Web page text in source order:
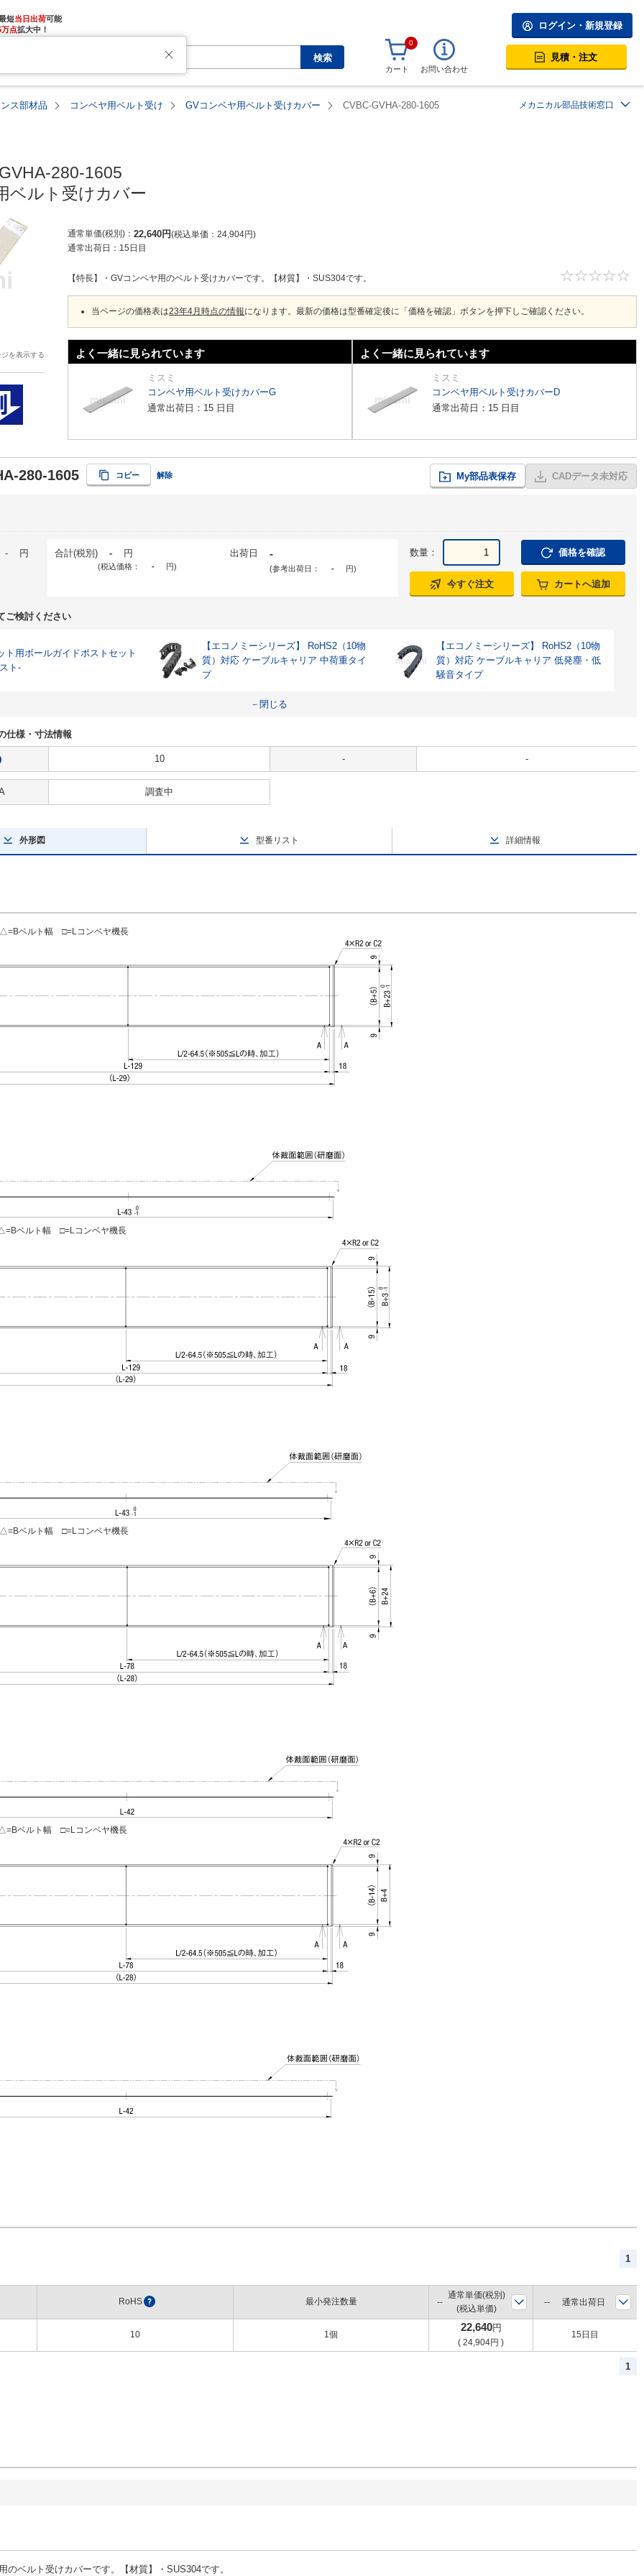
短当日出荷
万点拡大中！
検索
ログイン・新規登録
0
カート お問い合わせ
見積・注文
ス部材品 コンベヤ用ベルト受け GVコンベヤ用ベルト受けカバー CVBC-GVHA-280-1605 メカニカル部品技術窓口
280-1605
ベルト受けカバー
を表示する
通常単価(税別) 22,640円 税込単価 24,904円
通常出荷日： 15日目
【特長】・GVコンベヤ用のベルト受けカバーです。【材質】・SUS304です。
当ページの価格表は23年4月時点の情報になります。最新の価格は型番確定後に「価格を確認」ボタンを押下しご確認ください。
よく一緒に見られています
ミスミ
コンベヤ用ベルト受けカバーG
通常出荷日：15 日目
よく一緒に見られています
ミスミ
コンベヤ用ベルト受けカバーD
通常出荷日：15 日目
280-1605 コピー 解除 My部品表保存 CADデータ未対応
- 円 合計(税別) - 円
(税込価格： - 円)
出荷日 -
(参考出荷日： - 円)
数量： 価格を確認
今すぐ注文 カートへ追加
ご検討ください
ト用ボールガイドポストセット
ト-
【エコノミーシリーズ】 RoHS2（10物
質）対応 ケーブルキャリア 中荷重タイ
プ
【エコノミーシリーズ】 RoHS2（10物
質）対応 ケーブルキャリア 低発塵・低
騒音タイプ
－閉じる
仕様・寸法情報
? 10 - -
調査中
外形図 型番リスト 詳細情報
ベルト幅 □=Lコンベヤ機長
ベルト幅 □=Lコンベヤ機長
ベルト幅 □=Lコンベヤ機長
ベルト幅 □=Lコンベヤ機長
1
RoHS ? 最小発注数量
10 1個
通常単価(税別)
(税込単価)
通常出荷日
22,640円
( 24,904円 )
15日目
1
のベルト受けカバーです。【材質】・SUS304です。